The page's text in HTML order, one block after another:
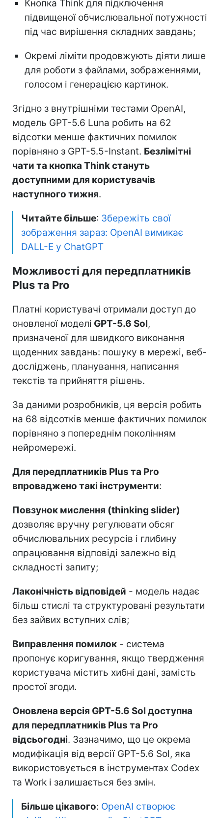
Кнопка Think для підключення
підвищеної обчислювальної потужності
під час вирішення складних завдань;
Окремі ліміти продовжують діяти лише
для роботи з файлами, зображеннями,
голосом і генерацією картинок.
Згідно з внутрішніми тестами OpenAI,
модель GPT-5.6 Luna робить на 62
відсотки менше фактичних помилок
порівняно з GPT-5.5-Instant. Безлімітні
чати та кнопка Think стануть
доступними для користувачів
наступного тижня.
Читайте більше: Збережіть свої
зображення зараз: OpenAI вимикає
DALL-E у ChatGPT
Можливості для передплатників
Plus та Pro
Платні користувачі отримали доступ до
оновленої моделі GPT-5.6 Sol,
призначеної для швидкого виконання
щоденних завдань: пошуку в мережі, веб-
досліджень, планування, написання
текстів та прийняття рішень.
За даними розробників, ця версія робить
на 68 відсотків менше фактичних помилок
порівняно з попереднім поколінням
нейромережі.
Для передплатників Plus та Pro
впроваджено такі інструменти:
Повзунок мислення (thinking slider)
дозволяє вручну регулювати обсяг
обчислювальних ресурсів і глибину
опрацювання відповіді залежно від
складності запиту;
Лаконічність відповідей - модель надає
більш стислі та структуровані результати
без зайвих вступних слів;
Виправлення помилок - система
пропонує коригування, якщо твердження
користувача містить хибні дані, замість
простої згоди.
Оновлена версія GPT-5.6 Sol доступна
для передплатників Plus та Pro
відсьогодні. Зазначимо, що це окрема
модифікація від версії GPT-5.6 Sol, яка
використовується в інструментах Codex
та Work і залишається без змін.
Більше цікавого: OpenAI створює